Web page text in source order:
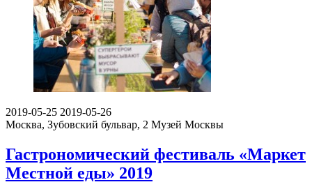
2019-05-25 2019-05-26
Москва, Зубовский бульвар, 2 Музей Москвы
Гастрономический фестиваль «Маркет
Местной еды» 2019